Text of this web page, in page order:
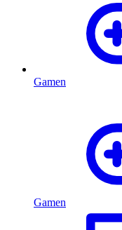
Gamen
Gamen